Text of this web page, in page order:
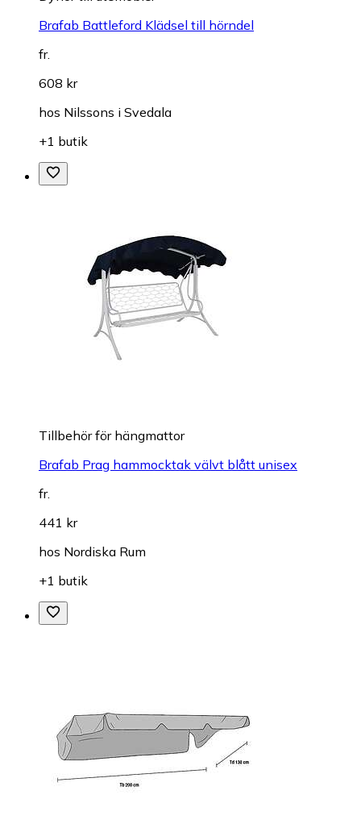
Brafab Battleford Klädsel till hörndel
fr.
608 kr
hos Nilssons i Svedala
+1 butik
Tillbehör för hängmattor
Brafab Prag hammocktak välvt blått unisex
fr.
441 kr
hos Nordiska Rum
+1 butik